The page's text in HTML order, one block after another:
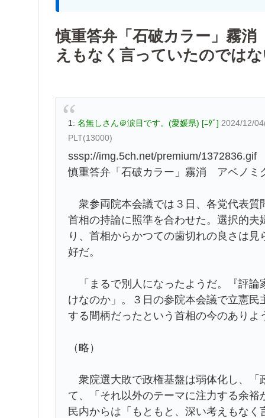
慎重答弁「石破カラー」霧
えもなく言っていたのでは
1: 名無しさん＠涙目です。(愛媛県) [ﾆﾀﾞ] 2024/12/
PLT(13000)
sssp://img.5ch.net/premium/1372836.gif
慎重答弁「石破カラー」霧消 アベノミ
衆参両院本会議では３日、各党代表質
首相の持論に照準を合わせた。選択的
り、首相からかつての歯切れの良さは
好だ。
「まるで別人になったようだ。『評論
けなのか」。３日の参院本会議で立憲
する間柄だったという首相の今のありよ
（略）
衆院選大敗で政権基盤は弱体化し、「
て、「それ以外のテーマに注力する余
民内からは「もともと、深い考えもな